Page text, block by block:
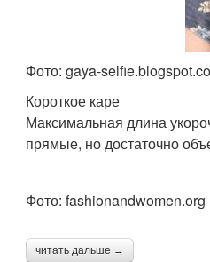
Фото: gaya-
Короткое каре
Максимальная длина
прямые, но достаточно
Фото: fashionandwomen.org
читать дальше →